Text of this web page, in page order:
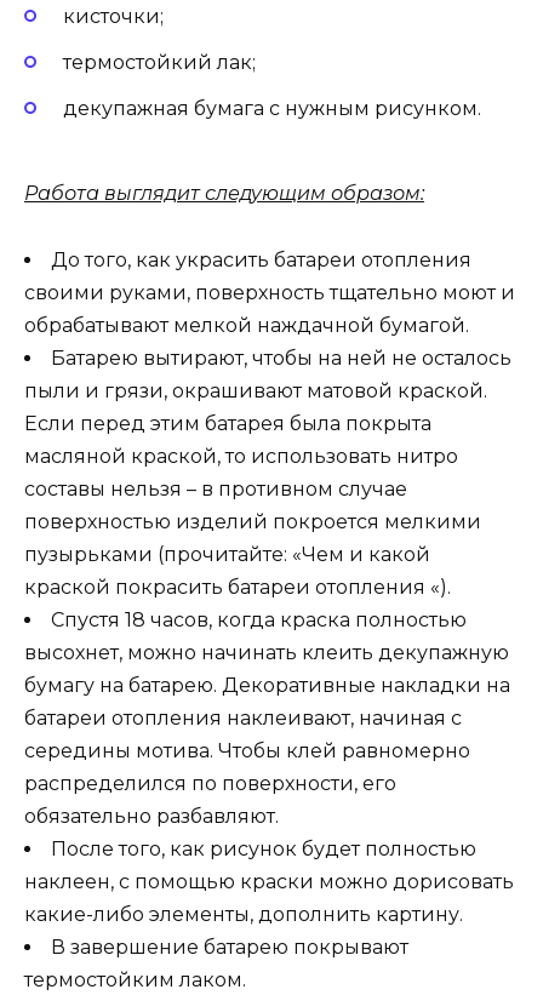
кисточки;
термостойкий лак;
декупажная бумага с нужным рисунком.
Работа выглядит следующим образом:
До того, как украсить батареи отопления
своими руками, поверхность тщательно моют и
обрабатывают мелкой наждачной бумагой.
Батарею вытирают, чтобы на ней не осталось
пыли и грязи, окрашивают матовой краской.
Если перед этим батарея была покрыта
масляной краской, то использовать нитро
составы нельзя – в противном случае
поверхностью изделий покроется мелкими
пузырьками (прочитайте: «Чем и какой
краской покрасить батареи отопления «).
Спустя 18 часов, когда краска полностью
высохнет, можно начинать клеить декупажную
бумагу на батарею. Декоративные накладки на
батареи отопления наклеивают, начиная с
середины мотива. Чтобы клей равномерно
распределился по поверхности, его
обязательно разбавляют.
После того, как рисунок будет полностью
наклеен, с помощью краски можно дорисовать
какие-либо элементы, дополнить картину.
В завершение батарею покрывают
термостойким лаком.